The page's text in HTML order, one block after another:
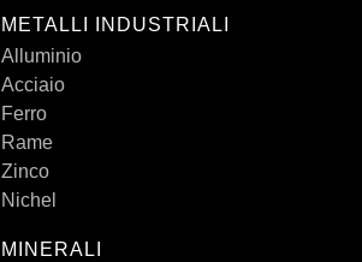
METALLI INDUSTRIALI
Alluminio
Acciaio
Ferro
Rame
Zinco
Nichel
MINERALI